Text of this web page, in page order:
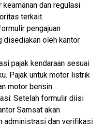
dan regulasi
terkait.
pengajuan
disediakan oleh kantor
pajak kendaraan sesuai
Pajak untuk motor listrik
motor bensin.
Setelah formulir diisi
Samsat akan
administrasi dan verifikasi